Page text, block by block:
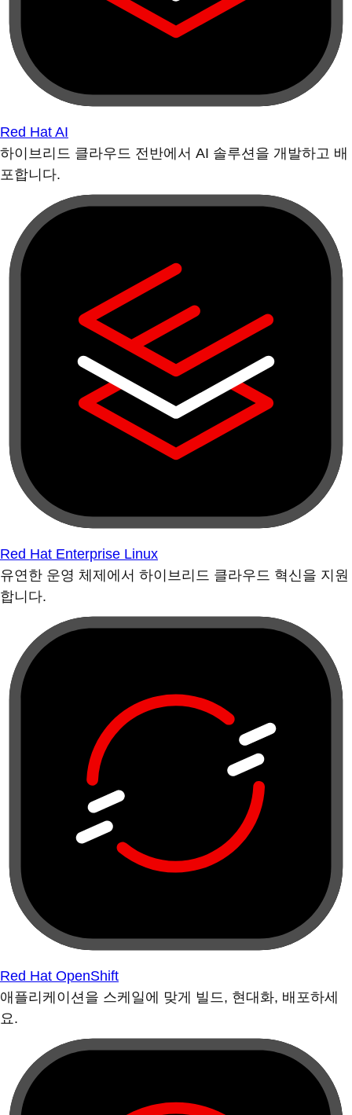
Red Hat AI
하이브리드 클라우드 전반에서 AI 솔루션을 개발하고 배
포합니다.
Red Hat Enterprise Linux
유연한 운영 체제에서 하이브리드 클라우드 혁신을 지원
합니다.
Red Hat OpenShift
애플리케이션을 스케일에 맞게 빌드, 현대화, 배포하세
요.